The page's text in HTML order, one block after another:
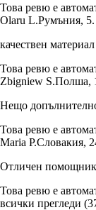
Това ревю е
Olaru L.Румъния,
качествен
Това ревю е
Zbigniew S.Полша,
Нещо
Това ревю е
Maria P.Словакия,
Отличен
Това ревю е
всички прегледи (